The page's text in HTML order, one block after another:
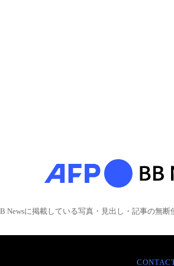
Newsに掲載している写真・見出し・記事の無